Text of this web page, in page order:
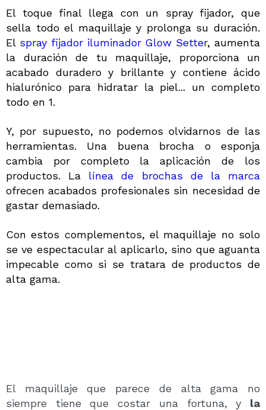
El toque final llega con un spray fijador, que
sella todo el maquillaje y prolonga su duración.
El spray fijador iluminador Glow Setter,aumenta
la duración de tu maquillaje, proporciona un
acabado duradero y brillante y contiene ácido
hialurónico para hidratar la piel... un completo
todo en 1.
Y, por supuesto, no podemos olvidarnos de las
herramientas. Una buena brocha o esponja
cambia por completo la aplicación de los
productos. La línea de brochas de la marca
ofrecen acabados profesionales sin necesidad de
gastar demasiado.
Con estos complementos, el maquillaje no solo
se ve espectacular al aplicarlo, sino que aguanta
impecable como si se tratara de productos de
alta gama.
El maquillaje que parece de alta gama no
siempre tiene que costar una fortuna, y la